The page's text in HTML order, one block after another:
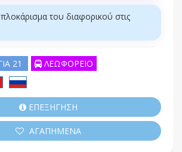
του διαφορικού στις
21 ΛΕΩΦΟΡΕΙΟ
ΕΠΕΞΗΓΗΣΗ
ΑΓΑΠΗΜΕΝΑ